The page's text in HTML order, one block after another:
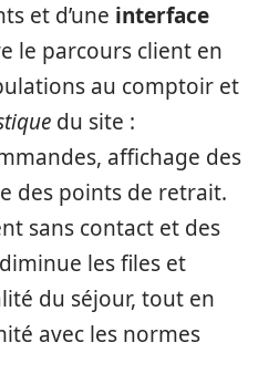
et d’une interface
le parcours client en
au comptoir et
du site :
affichage des
des points de retrait.
sans contact et des
les files et
du séjour, tout en
avec les normes